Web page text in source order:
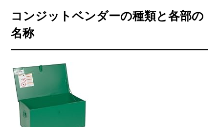
コンジットベンダーの種類と各部の
名称